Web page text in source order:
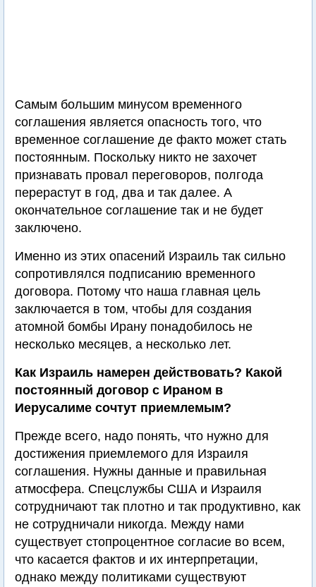
Самым большим минусом временного
соглашения является опасность того, что
временное соглашение де факто может стать
постоянным. Поскольку никто не захочет
признавать провал переговоров, полгода
перерастут в год, два и так далее. А
окончательное соглашение так и не будет
заключено.
Именно из этих опасений Израиль так сильно
сопротивлялся подписанию временного
договора. Потому что наша главная цель
заключается в том, чтобы для создания
атомной бомбы Ирану понадобилось не
несколько месяцев, а несколько лет.
Как Израиль намерен действовать? Какой
постоянный договор с Ираном в
Иерусалиме сочтут приемлемым?
Прежде всего, надо понять, что нужно для
достижения приемлемого для Израиля
соглашения. Нужны данные и правильная
атмосфера. Спецслужбы США и Израиля
сотрудничают так плотно и так продуктивно, как
не сотрудничали никогда. Между нами
существует стопроцентное согласие во всем,
что касается фактов и их интерпретации,
однако между политиками существуют